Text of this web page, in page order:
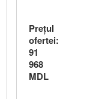
Preţul
ofertei:
91
968
MDL